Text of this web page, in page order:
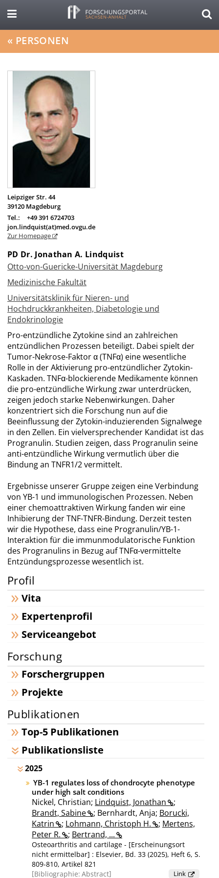
« PERSONEN
Leipziger Str. 44
39120 Magdeburg
Tel.:
+49 391 6724703
jon.lindquist(at)med.ovgu.de
Zur Homepage
PD Dr. Jonathan A. Lindquist
Otto-von-Guericke-Universität Magdeburg
Medizinische Fakultät
Universitätsklinik für Nieren- und
Hochdruckkrankheiten, Diabetologie und
Endokrinologie
Pro-entzündliche Zytokine sind an zahlreichen
entzündlichen Prozessen beteiligt. Dabei spielt der
Tumor-Nekrose-Faktor α (TNFα) eine wesentliche
Rolle in der Aktivierung pro-entzündlicher Zytokin-
Kaskaden. TNFα-blockierende Medikamente können
die pro-entzündliche Wirkung zwar unterdrücken,
zeigen jedoch starke Nebenwirkungen. Daher
konzentriert sich die Forschung nun auf die
Beeinflussung der Zytokin-induzierenden Signalwege
in den Zellen. Ein vielversprechender Kandidat ist das
Progranulin. Studien zeigen, dass Progranulin seine
anti-entzündliche Wirkung vermutlich über die
Bindung an TNFR1/2 vermittelt.
Ergebnisse unserer Gruppe zeigen eine Verbindung
von YB-1 und immunologischen Prozessen. Neben
einer chemoattraktiven Wirkung fanden wir eine
Inhibierung der TNF-TNFR-Bindung. Derzeit testen
wir die Hypothese, dass eine Progranulin/YB-1-
Interaktion für die immunmodulatorische Funktion
des Progranulins in Bezug auf TNFα-vermittelte
Entzündungsprozesse wesentlich ist.
Profil
Vita
Expertenprofil
Serviceangebot
Forschung
Forschergruppen
Projekte
Publikationen
Top-5 Publikationen
Publikationsliste
2025
YB-1 regulates loss of chondrocyte phenotype
under high salt conditions
Nickel, Christian; Lindquist, Jonathan
;
Brandt, Sabine
; Bernhardt, Anja; Borucki,
Katrin
; Lohmann, Christoph H. ; Mertens,
Peter R.
; Bertrand, ...
Osteoarthritis and cartilage - [Erscheinungsort
nicht ermittelbar] : Elsevier, Bd. 33 (2025), Heft 6, S.
809-810, Artikel 821
Bibliographie: Abstract Link